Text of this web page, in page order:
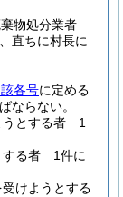
物処分業者
直ちに村長に
各号に定める
ならない。
うとする者 1
する者 1件に
けようとする